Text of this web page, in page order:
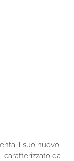
il suo nuovo
caratterizzato da